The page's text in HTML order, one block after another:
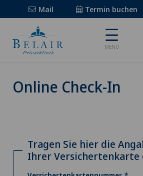
Mail Termin buchen
MENU
Online Check-In
Tragen Sie hier die
Ihrer Versichertenkarte